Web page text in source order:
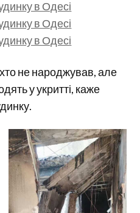
не народжував, але
у укритті, каже